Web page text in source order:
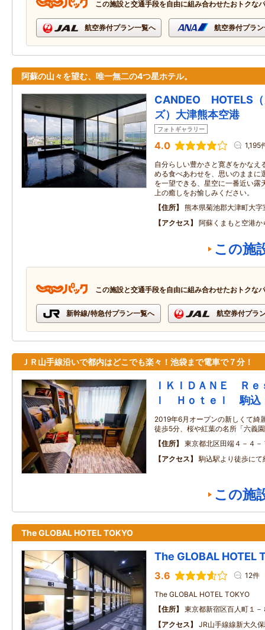
この施設と交通手段を自由に組み合わせたおトクな
航空券付プラン一覧へ 航空券付プラ
阿蘇の山々を望む、唯一無二の4つ星ホテル。
CANDEO HOTELS（
ズ）大津熊本空港
フォトギャラリー
4.0 1,195
自分らしい豊かさと寛ぎをかなえ
める食べあわせを、思いのままに
を一望できる、星空に一番近い露
上の癒しをお愉しみください。
住所
熊本県菊池郡大津町大字
アクセス
阿蘇くまもと空港か
この施
この施設と交通手段を自由に組み合わせたおトクな
新幹線/特急付プラン一覧へ 航空券付プラ
ＪＲ山手線沿いで都内はどこでも楽々！池袋まで電車で７分！
ＩＫＩＤＡＮＥ Ｒｅ
ｌ Ｈｏｔｅｌ 駒込
2019年6月オープンの新しくて綺
徒歩5分、桜や紅葉の名所「六義
住所
東京都北区田端４－４－
アクセス
駒込駅より徒歩にて
この施
The GLOBAL HOTEL TOKYO
The GLOBAL HOTEL
3.6 12件
The GLOBAL HOTEL TOKYO
住所
東京都新宿区百人町１－
アクセス
JR山手線線新大久